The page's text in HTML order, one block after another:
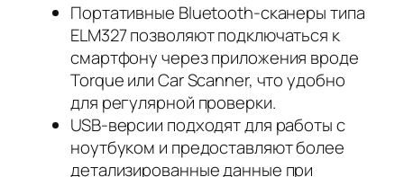
Портативные Bluetooth-сканеры типа
ELM327 позволяют подключаться к
смартфону через приложения вроде
Torque или Car Scanner, что удобно
для регулярной проверки.
USB-версии подходят для работы с
ноутбуком и предоставляют более
детализированные данные при